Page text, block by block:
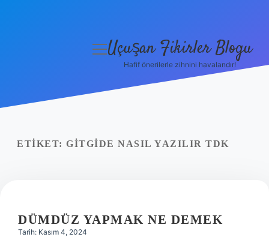
Yasal Uyarı
menüyü
Uçuşan Fikirler Blogu
Hafif önerilerle zihnini havalandır!
ETIKET: GITGIDE NASIL YAZILIR TDK
DÜMDÜZ YAPMAK NE DEMEK
Tarih: Kasım 4, 2024